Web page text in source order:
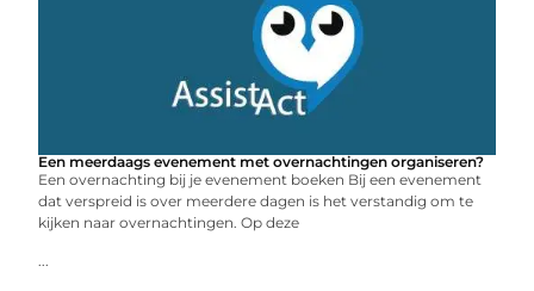
Een meerdaags evenement met overnachtingen organiseren?
Een overnachting bij je evenement boeken Bij een evenement
dat verspreid is over meerdere dagen is het verstandig om te
kijken naar overnachtingen. Op deze
...